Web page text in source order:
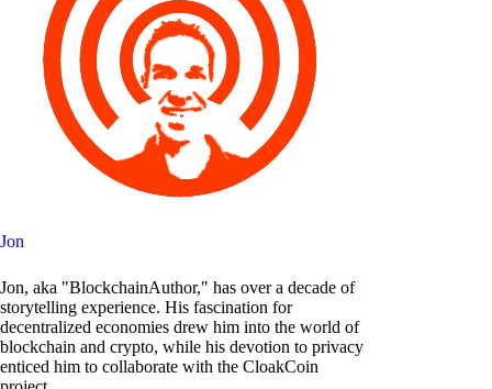
Jon
Jon, aka "BlockchainAuthor," has over a decade of
storytelling experience. His fascination for
decentralized economies drew him into the world of
blockchain and crypto, while his devotion to privacy
enticed him to collaborate with the CloakCoin